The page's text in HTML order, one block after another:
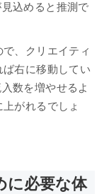
込めると推測で
、クリエイティ
右に移動してい
数を増やせるよ
がれるでしょ
に必要な体